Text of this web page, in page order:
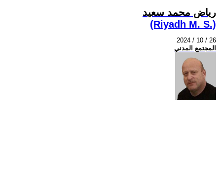
رياض محمد سعيد
(Riyadh M. S.)
2024 / 10 / 26
المجتمع المدني